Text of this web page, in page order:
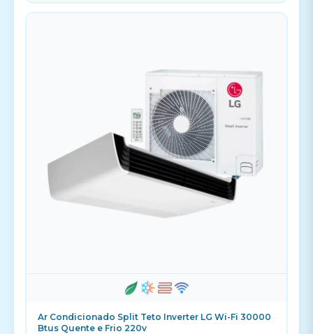
Ar Condicionado Split Teto Inverter LG Wi-Fi 30000
Btus Quente e Frio 220v